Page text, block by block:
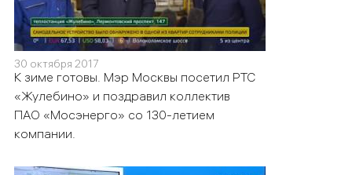
30 октября 2017
К зиме готовы. Мэр Москвы посетил РТС
«Жулебино» и поздравил коллектив
ПАО «Мосэнерго» со 130-летием
компании.